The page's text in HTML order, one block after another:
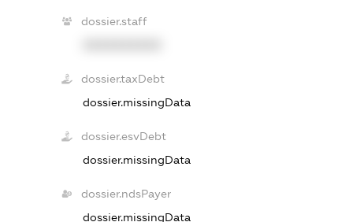
dossier.staff
dossier.taxDebt
dossier.missingData
dossier.esvDebt
dossier.missingData
dossier.ndsPayer
dossier.missingData